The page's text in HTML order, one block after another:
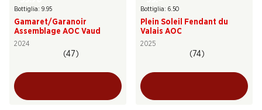
Bottiglia: 9.95
Gamaret/Garanoir
Assemblage AOC Vaud
2024
(47)
Bottiglia: 6.50
Plein Soleil Fendant du
Valais AOC
2025
(74)